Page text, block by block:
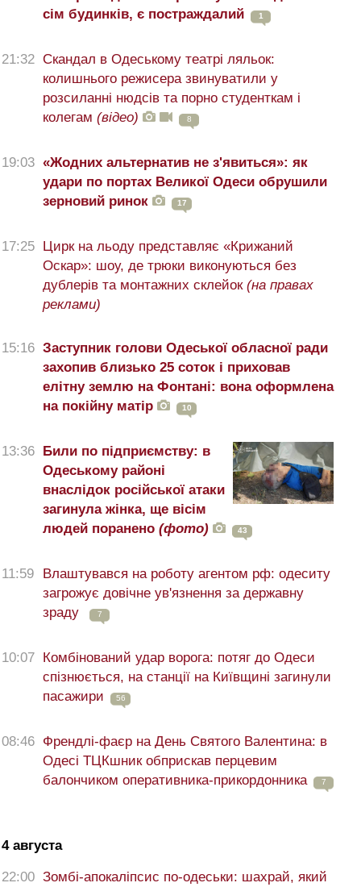
сім будинків, є постраждалий
1
21:32 Скандал в Одеському театрі ляльок:
колишнього режисера звинуватили у
розсиланні нюдсів та порно студенткам і
колегам (відео) 8
19:03 «Жодних альтернатив не з'явиться»: як
удари по портах Великої Одеси обрушили
зерновий ринок
17
17:25 Цирк на льоду представляє «Крижаний
Оскар»: шоу, де трюки виконуються без
дублерів та монтажних склейок (на правах
реклами)
15:16 Заступник голови Одеської обласної ради
захопив близько 25 соток і приховав
елітну землю на Фонтані: вона оформлена
на покійну матір
10
13:36 Били по підприємству: в
Одеському районі
внаслідок російської атаки
загинула жінка, ще вісім
людей поранено (фото) 43
11:59
Влаштувався на роботу агентом рф: одеситу
загрожує довічне ув'язнення за державну
зраду
7
10:07 Комбінований удар ворога: потяг до Одеси
спізнюється, на станції на Київщині загинули
пасажири
56
08:46 Френдлі-фаєр на День Святого Валентина: в
Одесі ТЦКшник обприскав перцевим
балончиком оперативника-прикордонника
7
4 августа
22:00 Зомбі-апокаліпсис по-одеськи: шахрай, який